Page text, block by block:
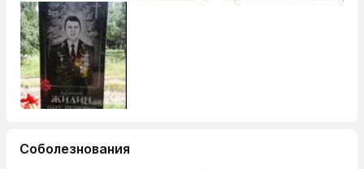
Соболезнования